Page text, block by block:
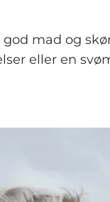
mad og
eller en